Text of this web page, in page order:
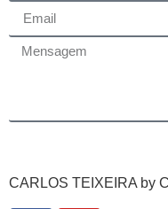
CARLOS TEIXEIRA by